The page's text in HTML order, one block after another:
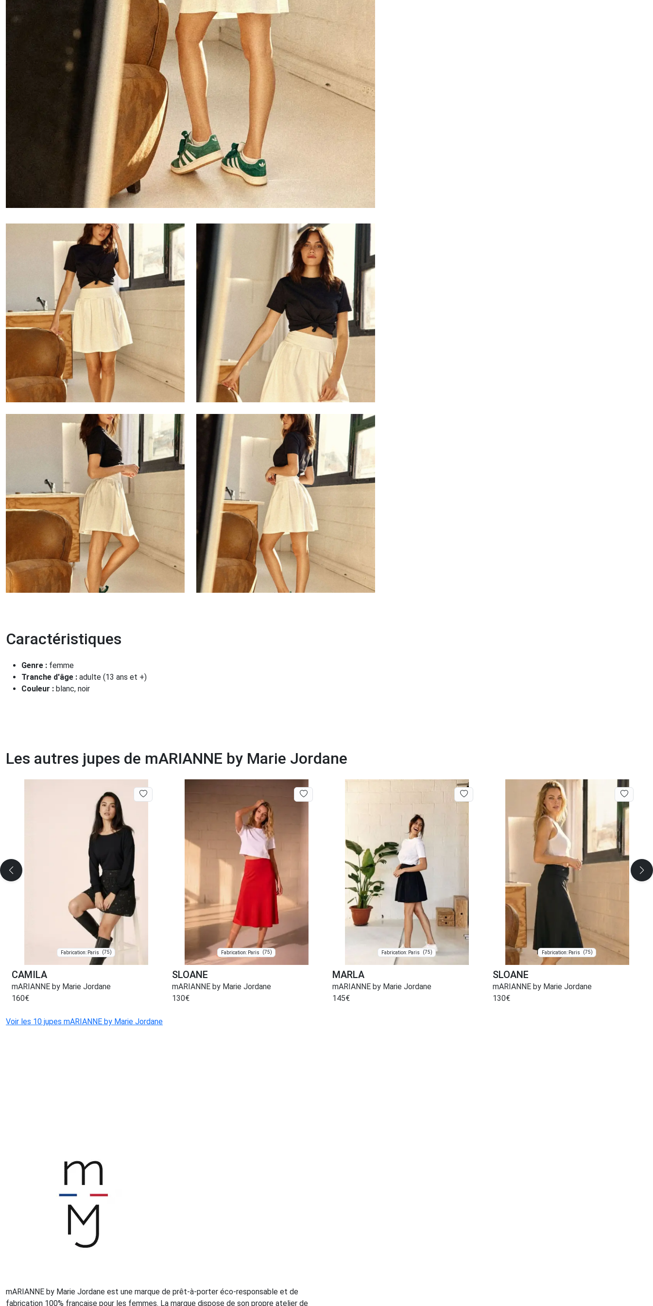
Caractéristiques
Genre : femme
Tranche d'âge : adulte (13 ans et +)
Couleur : blanc, noir
Les autres jupes de mARIANNE by Marie Jordane
Fabrication: Paris (75)
CAMILA
mARIANNE by Marie Jordane
160€
Fabrication: Paris (75)
SLOANE
mARIANNE by Marie Jordane
130€
Fabrication: Paris (75)
MARLA
mARIANNE by Marie Jordane
145€
Fabrication: Paris (75)
SLOANE
mARIANNE by Marie Jordane
130€
Voir les 10 jupes mARIANNE by Marie Jordane
mARIANNE by Marie Jordane est une marque de prêt-à-porter éco-responsable et de
fabrication 100% française pour les femmes. La marque dispose de son propre atelier de